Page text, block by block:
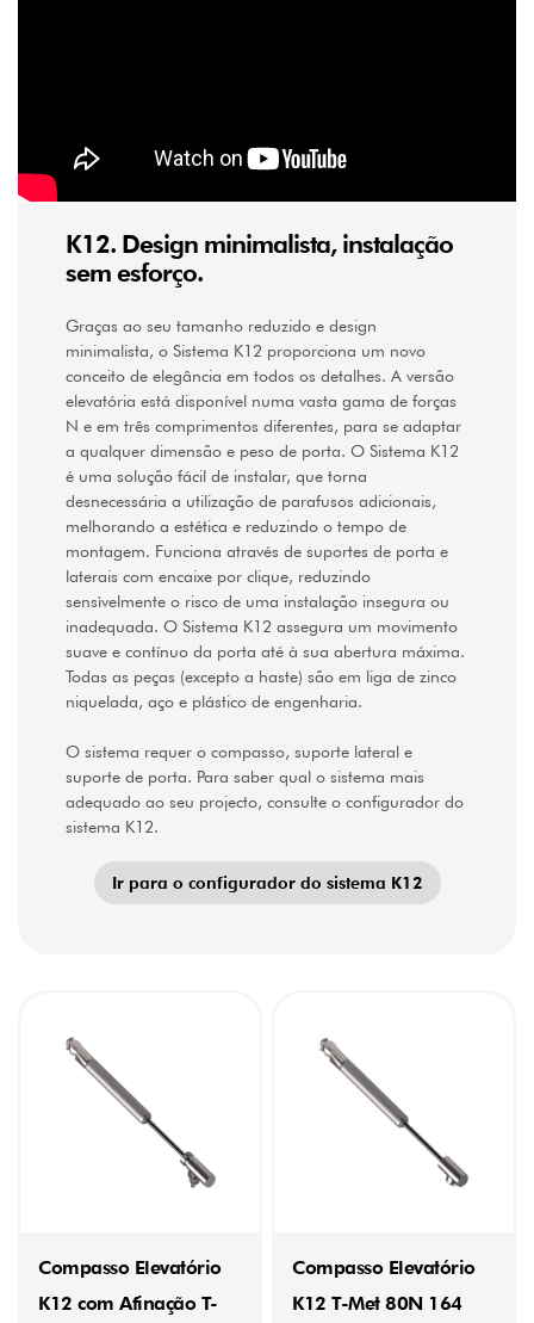
K12. Design minimalista, instalação
sem esforço.
Graças ao seu tamanho reduzido e design
minimalista, o Sistema K12 proporciona um novo
conceito de elegância em todos os detalhes. A versão
elevatória está disponível numa vasta gama de forças
N e em três comprimentos diferentes, para se adaptar
a qualquer dimensão e peso de porta. O Sistema K12
é uma solução fácil de instalar, que torna
desnecessária a utilização de parafusos adicionais,
melhorando a estética e reduzindo o tempo de
montagem. Funciona através de suportes de porta e
laterais com encaixe por clique, reduzindo
sensìvelmente o risco de uma instalação insegura ou
inadequada. O Sistema K12 assegura um movimento
suave e contínuo da porta até à sua abertura máxima.
Todas as peças (excepto a haste) são em liga de zinco
niquelada, aço e plástico de engenharia.
O sistema requer o compasso, suporte lateral e
suporte de porta. Para saber qual o sistema mais
adequado ao seu projecto, consulte o configurador do
sistema K12.
Ir para o configurador do sistema K12
Compasso Elevatório
K12 com Afinação T-
Compasso Elevatório
K12 T-Met 80N 164